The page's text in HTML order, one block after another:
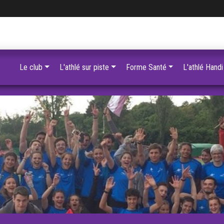
Le club L'athlé sur piste Forme Santé L'athlé Handi